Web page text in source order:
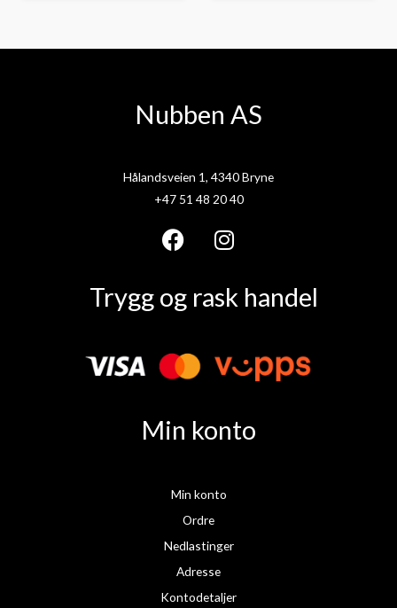
Nubben AS
Hålandsveien 1, 4340 Bryne
+47 51 48 20 40
F
c
b
o
I
s
g
m
Trygg og rask handel
Min konto
Min konto
Ordre
Nedlastinger
Adresse
Kontodetaljer